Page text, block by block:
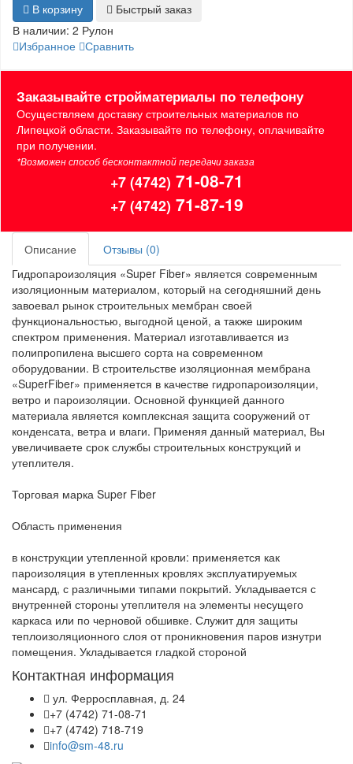
В корзину
Быстрый заказ
В наличии: 2 Рулон
Избранное Сравнить
Заказывайте стройматериалы по телефону
Осуществляем доставку строительных материалов по
Липецкой области. Заказывайте по телефону, оплачивайте
при получении.
*Возможен способ бесконтактной передачи заказа
+7 (4742) 71-08-71
+7 (4742) 71-87-19
Описание
Отзывы (0)
Гидропароизоляция «Super Fiber» является современным
изоляционным материалом, который на сегодняшний день
завоевал рынок строительных мембран своей
функциональностью, выгодной ценой, а также широким
спектром применения. Материал изготавливается из
полипропилена высшего сорта на современном
оборудовании. В строительстве изоляционная мембрана
«SuperFiber» применяется в качестве гидропароизоляции,
ветро и пароизоляции. Основной функцией данного
материала является комплексная защита сооружений от
конденсата, ветра и влаги. Применяя данный материал, Вы
увеличиваете срок службы строительных конструкций и
утеплителя.
Торговая марка Super Fiber
Область применения
в конструкции утепленной кровли: применяется как
пароизоляция в утепленных кровлях эксплуатируемых
мансард, с различными типами покрытий. Укладывается с
внутренней стороны утеплителя на элементы несущего
каркаса или по черновой обшивке. Служит для защиты
теплоизоляционного слоя от проникновения паров изнутри
помещения. Укладывается гладкой стороной
Контактная информация
ул. Ферросплавная, д. 24
+7 (4742) 71-08-71
+7 (4742) 718-719
info@sm-48.ru